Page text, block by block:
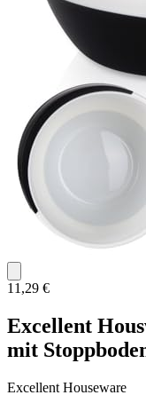
11,29 €
Excellent
mit
Excellent Houseware